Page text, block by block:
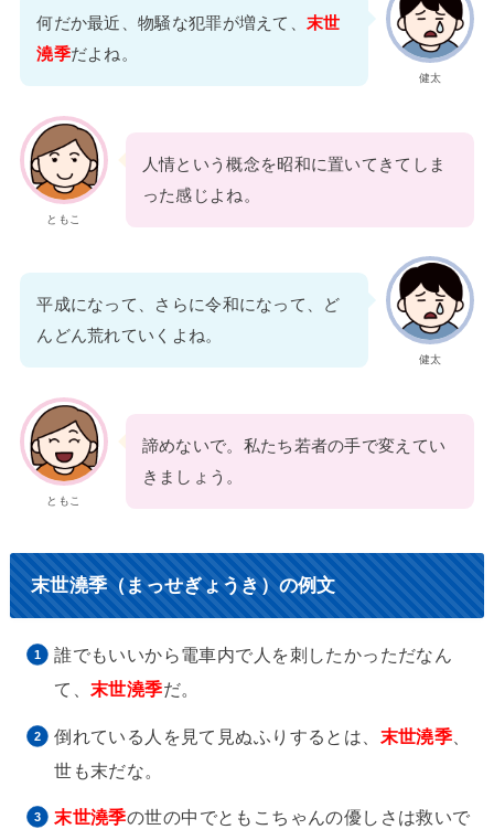
健太
何だか最近、物騒な犯罪が増えて、末世
澆季だよね。
ともこ
人情という概念を昭和に置いてきてしま
った感じよね。
健太
平成になって、さらに令和になって、ど
んどん荒れていくよね。
ともこ
諦めないで。私たち若者の手で変えてい
きましょう。
末世澆季（まっせぎょうき）の例文
誰でもいいから電車内で人を刺したかっただなん
て、末世澆季だ。
倒れている人を見て見ぬふりするとは、 末世澆季
世も末だな。
末世澆季の世の中でともこちゃんの優しさは救いで